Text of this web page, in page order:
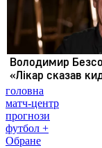
головна
матч-центр
прогнози
футбол +
Обране